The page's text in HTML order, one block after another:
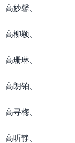
妙馨、
柳颖、
珊琳、
朗铂、
寻梅、
听静、